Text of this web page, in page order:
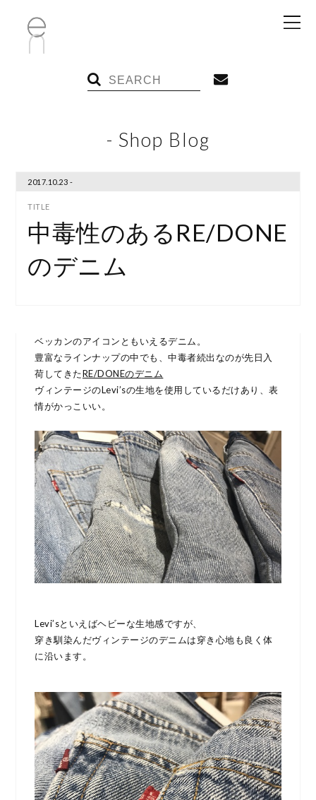
- Shop Blog
2017.10.23 -
中毒性のあるRE/DONE
のデニム
ベッカンのアイコンともいえるデニム。
豊富なラインナップの中でも、中毒者続出なのが先日入
荷してきたRE/DONEのデニム
ヴィンテージのLevi’sの生地を使用しているだけあり、表
情がかっこいい。
Levi’sといえばヘビーな生地感ですが、
穿き馴染んだヴィンテージのデニムは穿き心地も良く体
に沿います。